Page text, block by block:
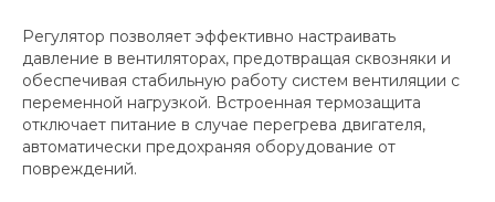
Регулятор позволяет эффективно настраивать
давление в вентиляторах, предотвращая сквозняки и
обеспечивая стабильную работу систем вентиляции с
переменной нагрузкой. Встроенная термозащита
отключает питание в случае перегрева двигателя,
автоматически предохраняя оборудование от
повреждений.